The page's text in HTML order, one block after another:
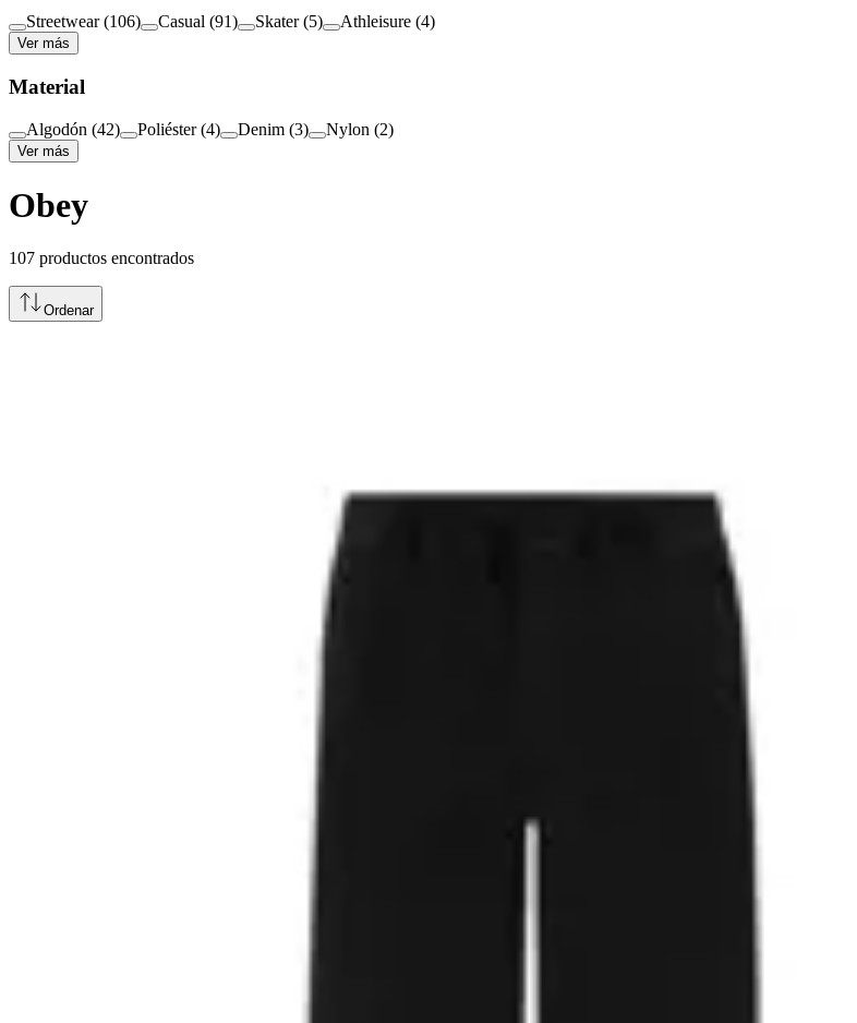
Streetwear (106) Casual (91) Skater (5) Athleisure (4)
Ver más
Material
Algodón (42) Poliéster (4) Denim (3) Nylon (2)
Ver más
Obey
107 productos encontrados
Ordenar